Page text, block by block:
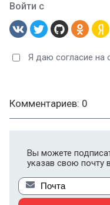
Войти с
Я даю согласие на
Комментариев: 0
Вы можете
указав свою почту